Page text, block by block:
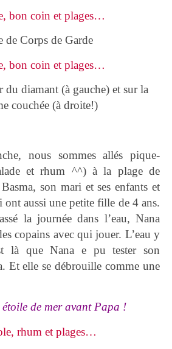
de Corps de Garde
du diamant (à gauche) et sur la
couchée (à droite!)
nous sommes allés pique-
et rhum ^^) à la plage de
son mari et ses enfants et
aussi une petite fille de 4 ans.
la journée dans l’eau, Nana
copains avec qui jouer. L’eau y
là que Nana e pu tester son
Et elle se débrouille comme une
de mer avant Papa !